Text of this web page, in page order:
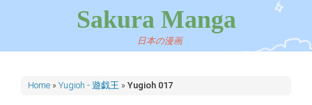
Sakura Manga
日本の漫画
Home » Yugioh - 遊戯王 » Yugioh 017